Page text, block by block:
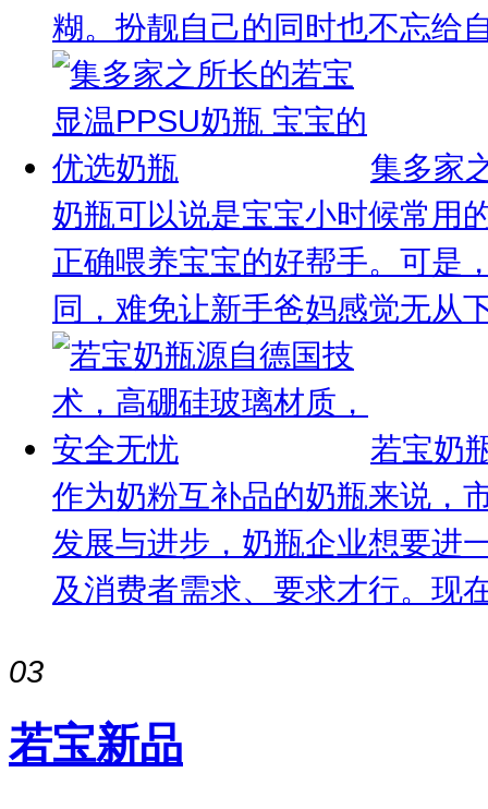
糊。扮靓自己的同时也不忘给
集多家
奶瓶可以说是宝宝小时候常用
正确喂养宝宝的好帮手。可是
同，难免让新手爸妈感觉无从
若宝奶
作为奶粉互补品的奶瓶来说，
发展与进步，奶瓶企业想要进
及消费者需求、要求才行。现
03
若宝新品